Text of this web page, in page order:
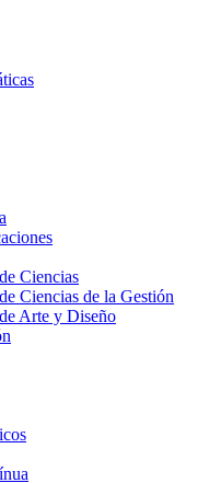
Ciencias
Ciencias de la Gestión
Arte y Diseño